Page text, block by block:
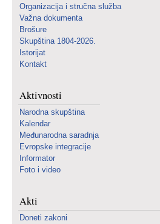
Organizacija i stručna služba
Važna dokumenta
Brošure
Skupština 1804-2026.
Istorijat
Kontakt
Aktivnosti
Narodna skupština
Kalendar
Međunarodna saradnja
Evropske integracije
Informator
Foto i video
Akti
Doneti zakoni